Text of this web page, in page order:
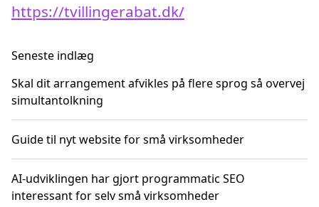
https://tvillingerabat.dk/
Seneste indlæg
Skal dit arrangement afvikles på flere sprog så overvej
simultantolkning
Guide til nyt website for små virksomheder
AI-udviklingen har gjort programmatic SEO
interessant for selv små virksomheder